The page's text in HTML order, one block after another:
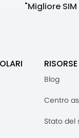
"Migliore
RISORSE
Blog
Centro
Stato del